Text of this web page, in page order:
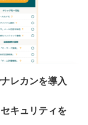
レカンを導入
キュリティを